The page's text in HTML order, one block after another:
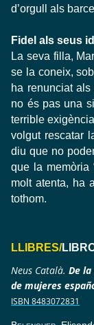
d’orgull als
Fidel als seus
La seva filla,
se la coneix,
ha renunciat
no és pas una
terrible
volgut rescatar
diu que no
que la memòria
molt atenta, ha
tothom.
LLIBRES/L
Neus Català. De
de mujeres
ISBN 8483072831